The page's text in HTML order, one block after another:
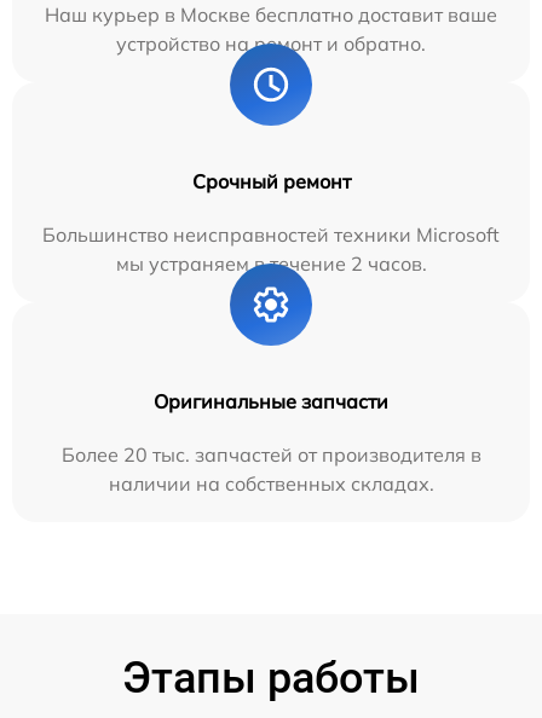
Наш курьер в Москве бесплатно доставит ваше
устройство на ремонт и обратно.
Срочный ремонт
Большинство неисправностей техники Microsoft
мы устраняем в течение 2 часов.
Оригинальные запчасти
Более 20 тыс. запчастей от производителя в
наличии на собственных складах.
Этапы работы